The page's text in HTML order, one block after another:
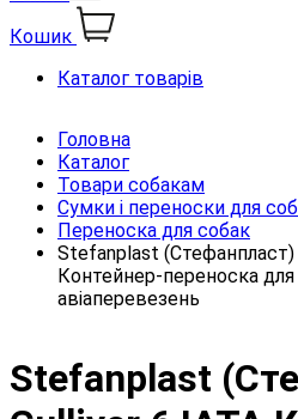
Кошик
Каталог товарів
Головна
Каталог
Товари собакам
Сумки і переноски для
Переноска для собак
Stefanplast (Стефанпласт)
Контейнер-переноска
авіаперевезень
Stefanplast